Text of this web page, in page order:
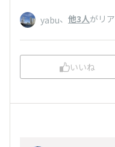
yabu、 他3人がリ
いいね